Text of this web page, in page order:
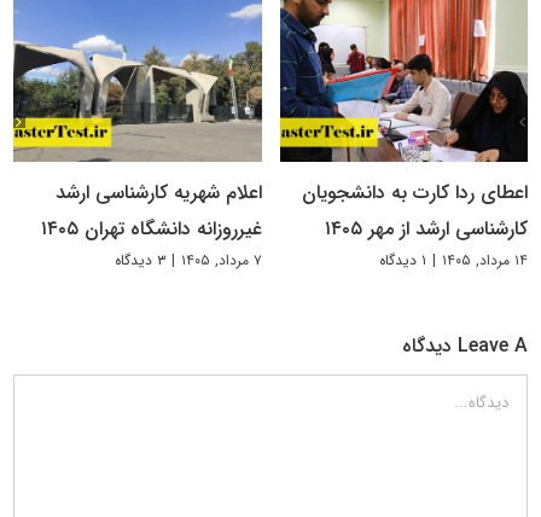
اعطای ردا کارت به دانشجویان
کارشناسی ارشد از مهر ۱۴۰۵
۱۴ مرداد, ۱۴۰۵ | ۱ دیدگاه
اعلام شهریه کارشناسی ارشد
غیرروزانه دانشگاه تهران ۱۴۰۵
۷ مرداد, ۱۴۰۵ | ۳ دیدگاه
Leave A دیدگاه
دیدگاه